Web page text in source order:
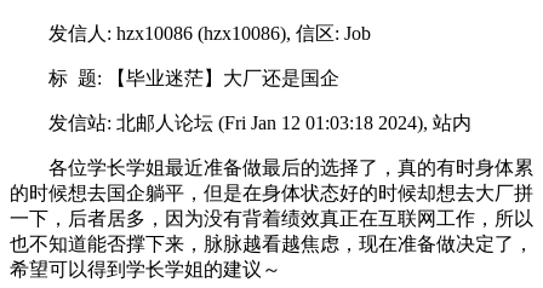
发信人: hzx10086 (hzx10086), 信区: Job
标 题: 【毕业迷茫】大厂还是国企
发信站: 北邮人论坛 (Fri Jan 12 01:03:18 2024), 站内
各位学长学姐最近准备做最后的选择了，真的有时身体累
的时候想去国企躺平，但是在身体状态好的时候却想去大厂拼
一下，后者居多，因为没有背着绩效真正在互联网工作，所以
也不知道能否撑下来，脉脉越看越焦虑，现在准备做决定了，
希望可以得到学长学姐的建议～